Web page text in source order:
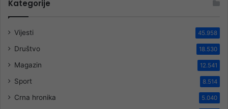
Kategorije
Vijesti 45.958
Društvo 18.530
Magazin 12.541
Sport 8.514
Crna hronika 5.040